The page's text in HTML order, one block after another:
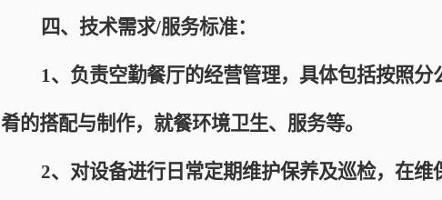
四、技术需求/服务标准：
1、负责空勤餐厅的经营管理，具体包括按照分
肴的搭配与制作，就餐环境卫生、服务等。
2、对设备进行日常定期维护保养及巡检，在维